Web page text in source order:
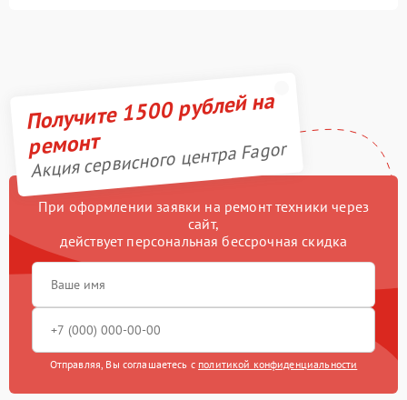
Получите 1500 рублей на
ремонт
Акция сервисного центра Fagor
При оформлении заявки на ремонт техники через
сайт,
действует персональная бессрочная скидка
Отправляя, Вы соглашаетесь с политикой конфиденциальности